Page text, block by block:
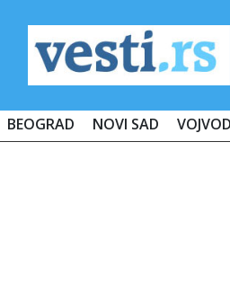
BEOGRAD NOVI SAD